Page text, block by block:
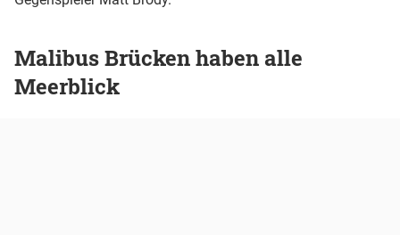
Malibus Brücken haben alle
Meerblick